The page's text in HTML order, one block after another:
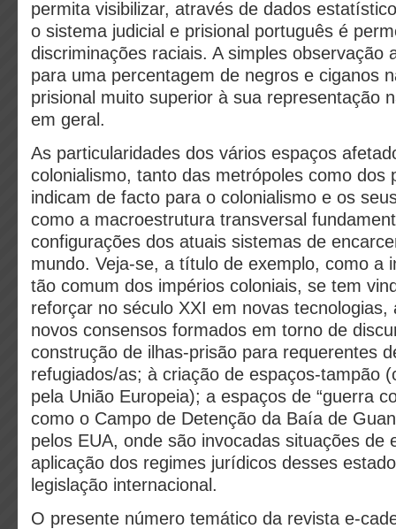
permita visibilizar, através de dados
o sistema judicial e prisional português é
discriminações raciais. A simples observação
para uma percentagem de negros e ciganos
prisional muito superior à sua representação
em geral.
As particularidades dos vários espaços
colonialismo, tanto das metrópoles como dos
indicam de facto para o colonialismo e os
como a macroestrutura transversal
configurações dos atuais sistemas de
mundo. Veja-se, a título de exemplo, como a
tão comum dos impérios coloniais, se tem
reforçar no século XXI em novas tecnologias,
novos consensos formados em torno de
construção de ilhas-prisão para requerentes
refugiados/as; à criação de espaços-tampão
pela União Europeia); a espaços de “guerra
como o Campo de Detenção da Baía de
pelos EUA, onde são invocadas situações de
aplicação dos regimes jurídicos desses
legislação internacional.
O presente número temático da revista e-